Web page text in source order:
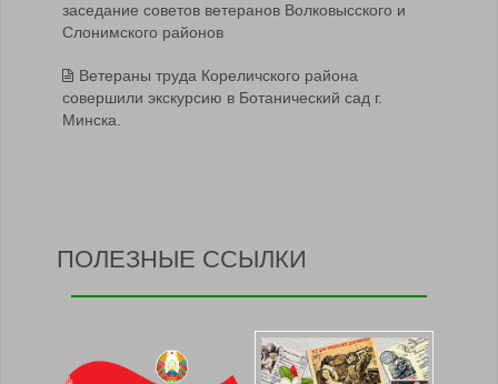
заседание советов ветеранов Волковысского и
Слонимского районов
Ветераны труда Кореличского района
совершили экскурсию в Ботанический сад г.
Минска.
ПОЛЕЗНЫЕ ССЫЛКИ